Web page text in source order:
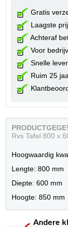
Gratis
Laagste
Achteraf
Voor
Snelle
Ruim 25
Rvs Tafel 800 x
Hoogwaardig
Lengte: 800 mm
Diepte: 600 mm
Hoogte: 850 mm
Andere